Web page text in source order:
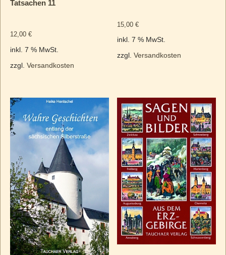
Tatsachen 11
12,00 €
inkl. 7 % MwSt.
zzgl. Versandkosten
15,00€
inkl. 7 % MwSt.
zzgl.Versandkosten